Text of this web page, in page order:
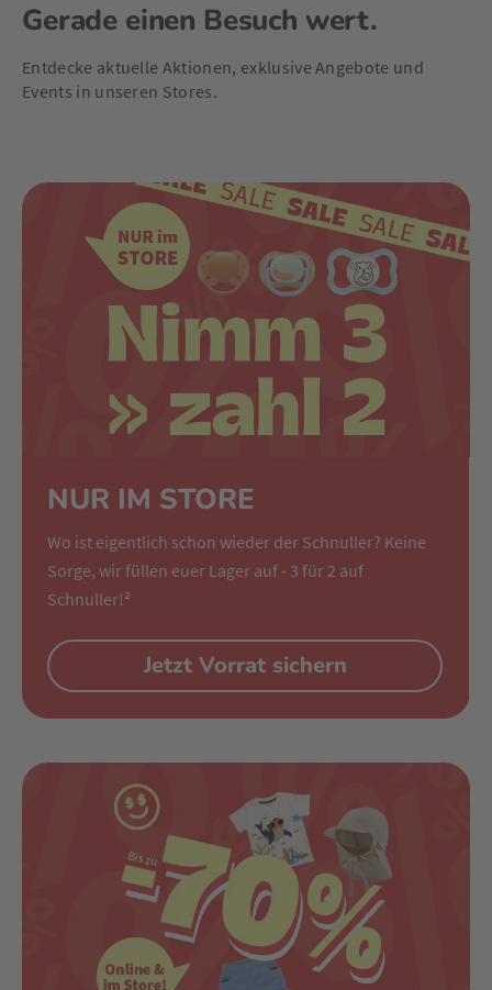
Gerade einen Besuch wert.
Entdecke aktuelle Aktionen, exklusive Angebote und
Events in unseren Stores.
NUR IM STORE
Wo ist eigentlich schon wieder der Schnuller? Keine
Sorge, wir füllen euer Lager auf - 3 für 2 auf
Schnuller!²
Jetzt Vorrat sichern